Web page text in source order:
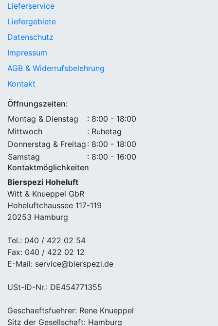
Lieferservice
Liefergebiete
Datenschutz
Impressum
AGB & Widerrufsbelehrung
Kontakt
Öffnungszeiten:
Montag & Dienstag
: 8:00 - 18:00
Mittwoch
: Ruhetag
Donnerstag & Freitag : 8:00 - 18:00
Samstag
: 8:00 - 16:00
Kontaktmöglichkeiten
Bierspezi Hoheluft
Witt & Knueppel GbR
Hoheluftchaussee 117-119
20253 Hamburg
Tel.: 040 / 422 02 54
Fax: 040 / 422 02 12
E-Mail: service@bierspezi.de
USt-ID-Nr.: DE454771355
Geschaeftsfuehrer: Rene Knueppel
Sitz der Gesellschaft: Hamburg